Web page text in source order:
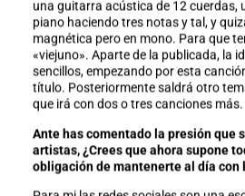
una guitarra acústica de 12 cuerdas,
piano haciendo tres notas y tal, y
magnética pero en mono. Para que
«viejuno». Aparte de la publicada, la
sencillos, empezando por esta
título. Posteriormente saldrá otro
que irá con dos o tres canciones más.
Ante has comentado la presión que
artistas, ¿Crees que ahora supone
obligación de mantenerte al día con